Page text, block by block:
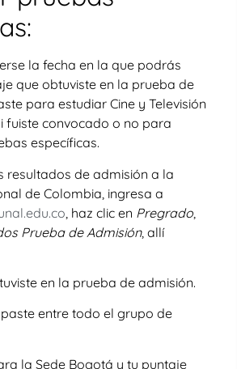
la fecha en la que podrás
que obtuviste en la prueba de
para estudiar Cine y Televisión
fuiste convocado o no para
específicas.
resultados de admisión a la
de Colombia, ingresa a
, haz clic en Pregrado
Prueba de Admisión, allí
en la prueba de admisión.
entre todo el grupo de
la Sede Bogotá y tu puntaje